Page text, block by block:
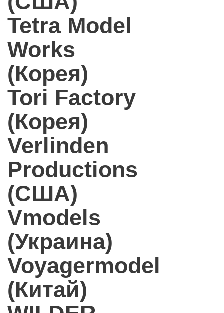
Tetra Model
Works
(Корея)
Tori Factory
(Корея)
Verlinden
Productions
(США)
Vmodels
(Украина)
Voyagermodel
(Китай)